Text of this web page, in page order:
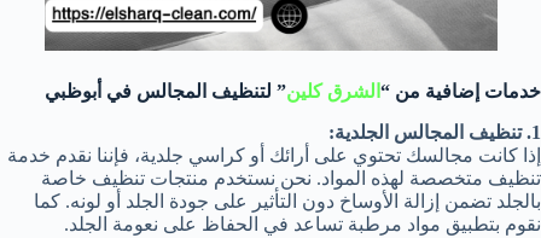
خدمات إضافية من “ الشرق كلين” لتنظيف المجالس في أبوظبي
1. تنظيف المجالس الجلدية:
إذا كانت مجالسك تحتوي على أرائك أو كراسي جلدية، فإننا نقدم خدمة
تنظيف متخصصة لهذه المواد. نحن نستخدم منتجات تنظيف خاصة
بالجلد تضمن إزالة الأوساخ دون التأثير على جودة الجلد أو لونه. كما
نقوم بتطبيق مواد مرطبة تساعد في الحفاظ على نعومة الجلد.